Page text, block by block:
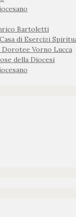
Bartoletti
di Esercizi
Dorotee Vorno Lucca
della Diocesi